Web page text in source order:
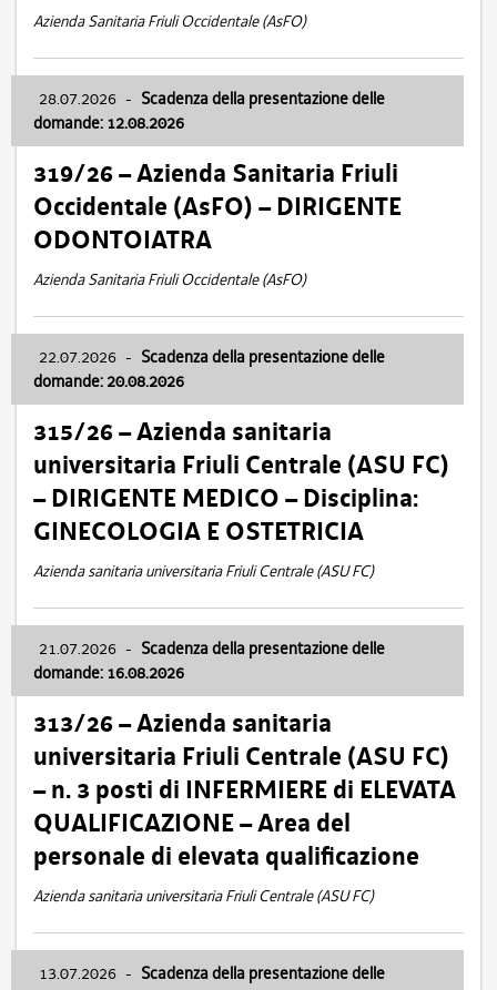
Azienda Sanitaria Friuli Occidentale (AsFO)
28.07.2026 - Scadenza della presentazione delle
domande: 12.08.2026
319/26 – Azienda Sanitaria Friuli
Occidentale (AsFO) – DIRIGENTE
ODONTOIATRA
Azienda Sanitaria Friuli Occidentale (AsFO)
22.07.2026 - Scadenza della presentazione delle
domande: 20.08.2026
315/26 – Azienda sanitaria
universitaria Friuli Centrale (ASU FC)
– DIRIGENTE MEDICO – Disciplina:
GINECOLOGIA E OSTETRICIA
Azienda sanitaria universitaria Friuli Centrale (ASU FC)
21.07.2026 - Scadenza della presentazione delle
domande: 16.08.2026
313/26 – Azienda sanitaria
universitaria Friuli Centrale (ASU FC)
– n. 3 posti di INFERMIERE di ELEVATA
QUALIFICAZIONE – Area del
personale di elevata qualificazione
Azienda sanitaria universitaria Friuli Centrale (ASU FC)
13.07.2026 - Scadenza della presentazione delle